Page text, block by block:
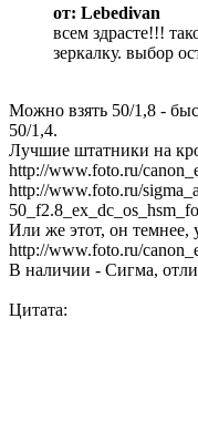
от: Lebedivan
всем здрасте!!!
зеркалку. выбор
Можно взять 50/1,8 -
50/1,4.
Лучшие штатники на
http://www.foto.ru/
http://www.foto.ru/
Или же этот, он
http://www.foto.ru/
В наличии - Сигма,
Цитата: